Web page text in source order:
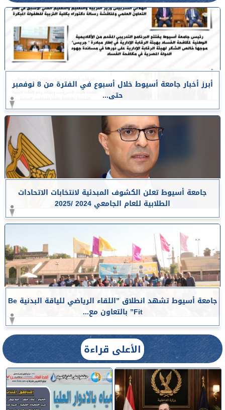
أبرز أخبار جامعة أسيوط خلال أسبوع في الفترة من 8 نوفمبر
حتى...
جامعة أسيوط تعلن الكشوف المبدئية لانتخابات الاتحادات
الطلابية للعام الجامعي 2024 /2025
جامعة أسيوط تشهد انطلاق ”اللقاء الرياضي للياقة البدنية Be
Fit” بالتعاون مع...
الأعلى قراءة